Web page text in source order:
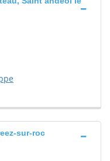
sur-roc